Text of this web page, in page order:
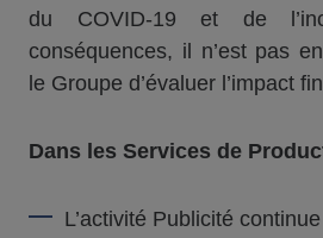
du COVID-19 et de
conséquences, il n’est pas
le Groupe d’évaluer l’impact
Dans les Services de
L’activité Publicité